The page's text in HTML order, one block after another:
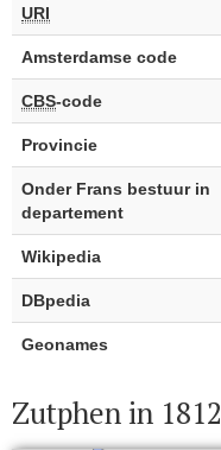
URI
Amsterdamse code
CBS-code
Provincie
Onder Frans bestuur in
departement
Wikipedia
DBpedia
Geonames
Zutphen in 1812